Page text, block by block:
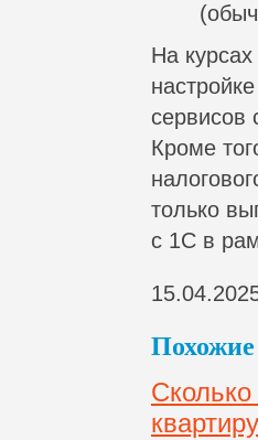
На
сервисов
Кроме
только
с 1С в
Похожие
квартиру